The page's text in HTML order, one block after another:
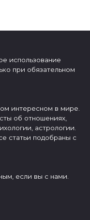
использование
при обязательном
интересном в мире.
об отношениях,
астрологии.
статьи подобраны с
если вы с нами.